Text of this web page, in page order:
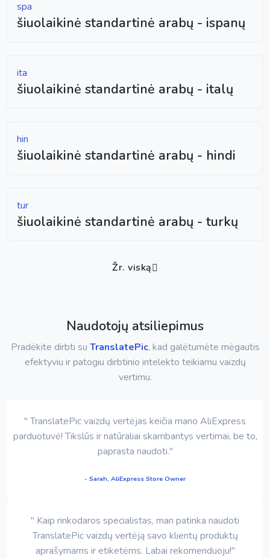
spa
šiuolaikinė standartinė arabų - ispanų
ita
šiuolaikinė standartinė arabų - italų
hin
šiuolaikinė standartinė arabų - hindi
tur
šiuolaikinė standartinė arabų - turkų
Žr. viską
Naudotojų atsiliepimus
Pradėkite dirbti su TranslatePic, kad galėtumėte mėgautis
efektyviu ir patogiu dirbtinio intelekto teikiamu vaizdų
vertimu.
" TranslatePic vaizdų vertėjas keičia mano AliExpress
parduotuvė! Tikslūs ir natūraliai skambantys vertimai, be to,
paprasta naudoti."
- Sarah, AliExpress Store Owner
" Kaip rinkodaros specialistas, man patinka naudoti
TranslatePic vaizdų vertėją savo klientų produktų
aprašymams ir etiketėms. Labai rekomenduoju!"